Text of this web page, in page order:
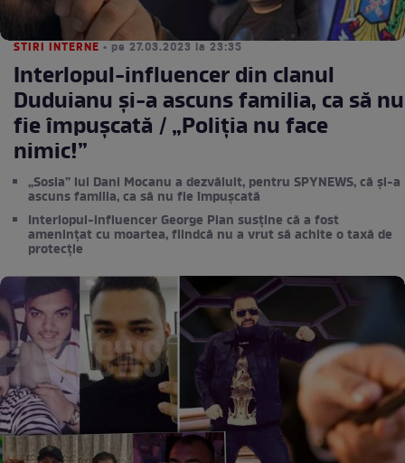
STIRI INTERNE • pe 27.03.2023 la 23:35
Interlopul-influencer din clanul
Duduianu și-a ascuns familia, ca să nu
fie împușcată / „Poliția nu face
nimic!”
„Sosia” lui Dani Mocanu a dezvăluit, pentru SPYNEWS, că și-a
ascuns familia, ca să nu fie împușcată
Interlopul-influencer George Pian susține că a fost
amenințat cu moartea, fiindcă nu a vrut să achite o taxă de
protecție